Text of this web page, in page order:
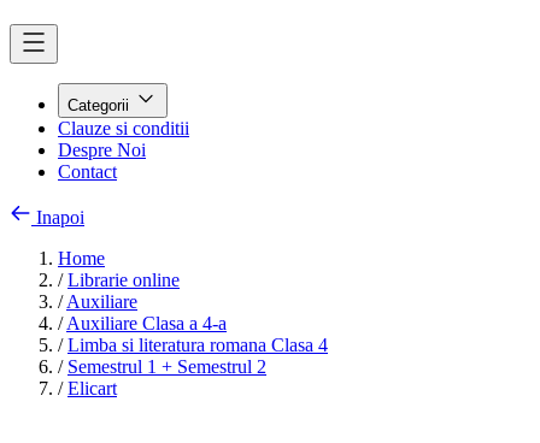
Categorii
Clauze si conditii
Despre Noi
Contact
Inapoi
Home
/ Librarie online
/ Auxiliare
/ Auxiliare Clasa a 4-a
/ Limba si literatura romana Clasa 4
/ Semestrul 1 + Semestrul 2
/ Elicart